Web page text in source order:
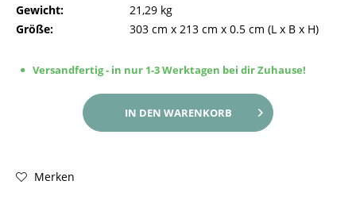
Gewicht:
21,29 kg
Größe:
303 cm x 213 cm x 0.5 cm (L x B x H)
Versandfertig - in nur 1-3 Werktagen bei dir Zuhause!
IN DEN WARENKORB
Merken